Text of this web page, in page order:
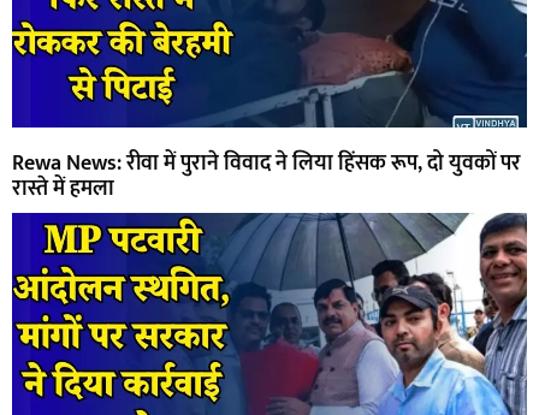
Rewa News: रीवा में पुराने विवाद ने लिया हिंसक रूप, दो युवकों पर
रास्ते में हमला